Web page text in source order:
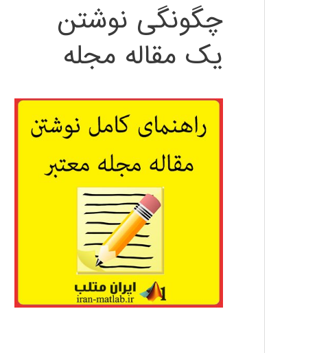
چگونگی نوشتن
یک مقاله مجله